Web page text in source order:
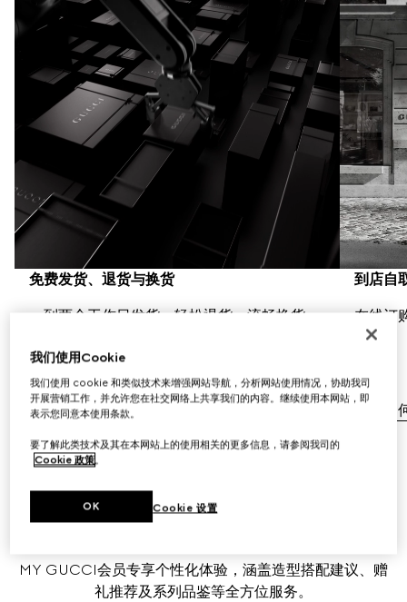
免费发货、退货与换货
一到两个工作日发货，轻松退货，流畅换货，
标准配送服务
免费退换货
到店自
在线订
了解如
MY GUCCI会员专享个性化体验，涵盖造型搭配建议、赠
礼推荐及系列品鉴等全方位服务。
我们使用Cookie
我们使用 cookie 和类似技术来增强网站导航，分析网站使用情况，协助我司
开展营销工作，并允许您在社交网络上共享我们的内容。继续使用本网站，即
表示您同意本使用条款。
要了解此类技术及其在本网站上的使用相关的更多信息，请参阅我司的
Cookie 政策。
Cookie 设置
OK